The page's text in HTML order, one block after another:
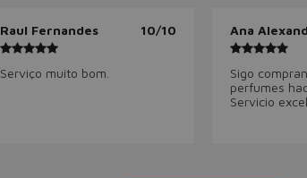
Raul Fernandes 10/10
Serviço muito bom.
Sigo
perfumes
Servicio